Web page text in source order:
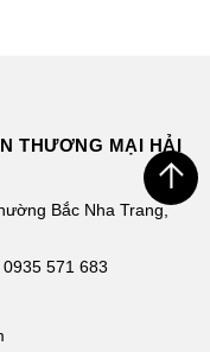
THƯƠNG MẠI HẢI
Bắc Nha Trang,
0935 571 683